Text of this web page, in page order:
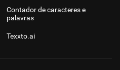
Contador de caracteres e
palavras
Texxto.ai